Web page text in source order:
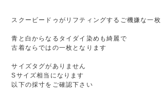
スクービードゥがリフティングするご機嫌な一枚
青と白からなるタイダイ染めも綺麗で
古着ならではの一枚となります
サイズタグがありません
Sサイズ相当になります
以下の採寸をご確認下さい